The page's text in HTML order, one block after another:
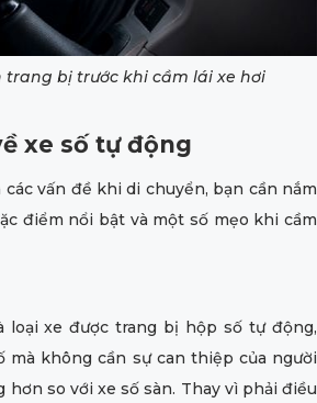
trang bị trước khi cầm lái xe hơi
xe số tự động
vấn đề khi di chuyển, bạn cần nắm
điểm nổi bật và một số mẹo khi cầm
loại xe được trang bị hộp số tự động,
không cần sự can thiệp của người
hơn so với xe số sàn. Thay vì phải điều